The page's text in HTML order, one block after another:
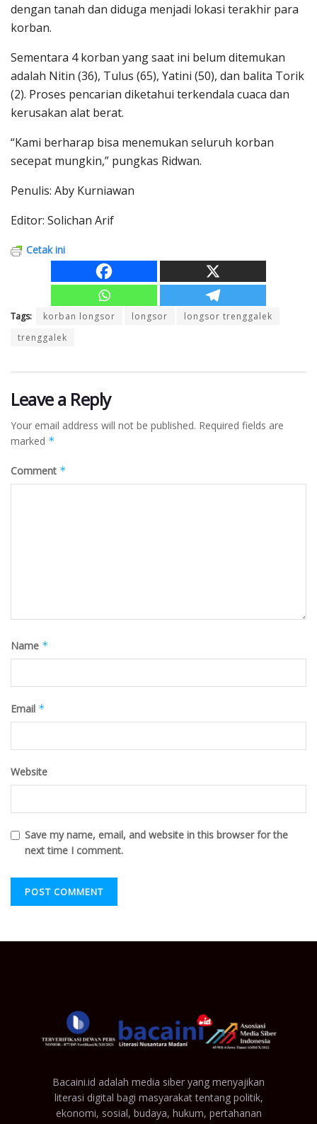
dengan tanah dan diduga menjadi lokasi terakhir para
korban.
Sementara 4 korban yang saat ini belum ditemukan
adalah Nitin (36), Tulus (65), Yatini (50), dan balita Torik
(2). Proses pencarian diketahui terkendala cuaca dan
kerusakan alat berat.
“Kami berharap bisa menemukan seluruh korban
secepat mungkin,” pungkas Ridwan.
Penulis: Aby Kurniawan
Editor: Solichan Arif
Cetak ini
Tags: korban longsor longsor
longsor trenggalek
trenggalek
Leave a Reply
Your email address will not be published. Required fields are
marked *
Comment *
Name *
Email *
Website
Save my name, email, and website in this browser for the
next time I comment.
Bacaini.id adalah media siber yang menyajikan
literasi digital bagi masyarakat tentang politik,
ekonomi, sosial, budaya, hukum, pertahanan